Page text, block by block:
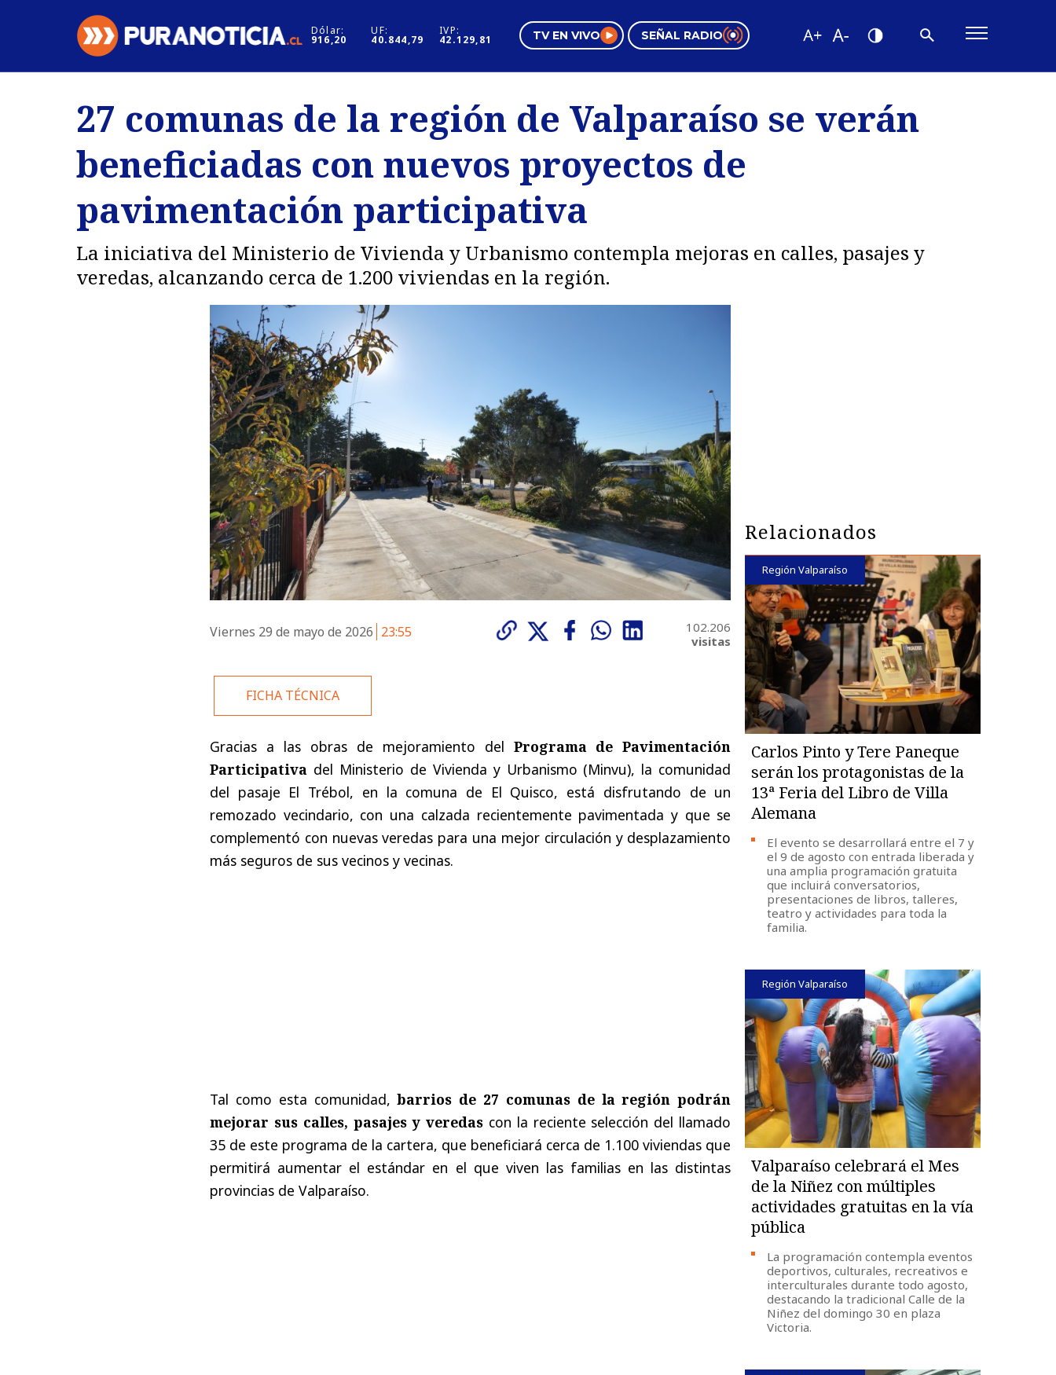
Dólar:
916,20
UF:
40.844,79
IVP:
42.129,81 TV EN VIVO SEÑAL RADIO
Regiones
Deportes
Internacional
Motores
Negocios
Pura Mujer
Tendencias
Videos
27 comunas de la región de Valparaíso se verán
beneficiadas con nuevos proyectos de
pavimentación participativa
La iniciativa del Ministerio de Vivienda y Urbanismo contempla mejoras en calles, pasajes y
veredas, alcanzando cerca de 1.200 viviendas en la región.
Viernes 29 de mayo de 2026 23:55
102.206
visitas
FICHA TÉCNICA
Gracias a las obras de mejoramiento del Programa de Pavimentación
Participativa del Ministerio de Vivienda y Urbanismo (Minvu), la comunidad
del pasaje El Trébol, en la comuna de El Quisco, está disfrutando de un
remozado vecindario, con una calzada recientemente pavimentada y que se
complementó con nuevas veredas para una mejor circulación y desplazamiento
más seguros de sus vecinos y vecinas.
Tal como esta comunidad, barrios de 27 comunas de la región podrán
mejorar sus calles, pasajes y veredas con la reciente selección del llamado
35 de este programa de la cartera, que beneficiará cerca de 1.100 viviendas que
permitirá aumentar el estándar en el que viven las familias en las distintas
provincias de Valparaíso.
Relacionados
Región Valparaíso
Carlos Pinto y Tere Paneque
serán los protagonistas de la
13ª Feria del Libro de Villa
Alemana
El evento se desarrollará entre el 7 y
el 9 de agosto con entrada liberada y
una amplia programación gratuita
que incluirá conversatorios,
presentaciones de libros, talleres,
teatro y actividades para toda la
familia.
Región Valparaíso
Valparaíso celebrará el Mes
de la Niñez con múltiples
actividades gratuitas en la vía
pública
La programación contempla eventos
deportivos, culturales, recreativos e
interculturales durante todo agosto,
destacando la tradicional Calle de la
Niñez del domingo 30 en plaza
Victoria.